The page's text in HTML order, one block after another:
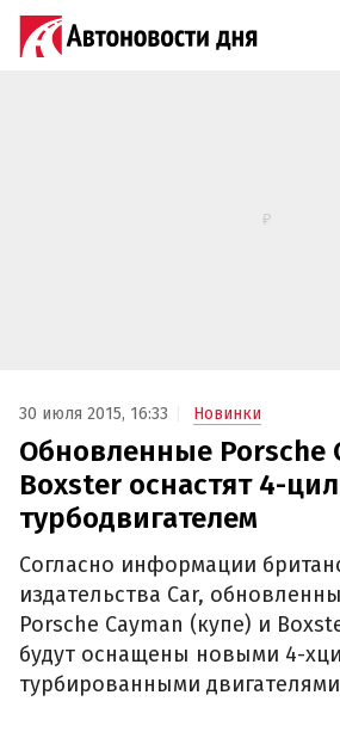
30 июля 2015, 16:33 Новинки
Обновленные Porsche
Boxster оснастят 4-
турбодвигателем
Согласно информации
издательства Car,
Porsche Cayman (купе) и
будут оснащены новыми 4-
турбированными